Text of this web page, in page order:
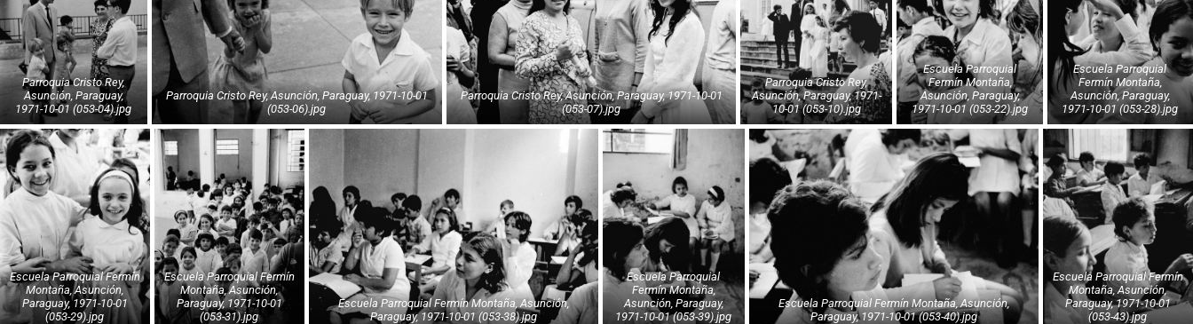
Parroquia Cristo Rey,
Asunción, Paraguay,
1971-10-01 (053-04).jpg
Parroquia Cristo Rey, Asunción, Paraguay, 1971-10-01
(053-06).jpg
Parroquia Cristo Rey, Asunción, Paraguay, 1971-10-01
(053-07).jpg
Parroquia Cristo Rey,
Asunción, Paraguay, 1971-
10-01 (053-10).jpg
Escuela Parroquial
Fermín Montaña,
Asunción, Paraguay,
1971-10-01 (053-22).jpg
Escuela Parroquial
Fermín Montaña,
Asunción, Paraguay,
1971-10-01 (053-28).jpg
Escuela Parroquial Fermín
Montaña, Asunción,
Paraguay, 1971-10-01
(053-29).jpg
Escuela Parroquial Fermín
Montaña, Asunción,
Paraguay, 1971-10-01
(053-31).jpg
Escuela Parroquial Fermín Montaña, Asunción,
Paraguay, 1971-10-01 (053-38).jpg
Escuela Parroquial
Fermín Montaña,
Asunción, Paraguay,
1971-10-01 (053-39).jpg
Escuela Parroquial Fermín Montaña, Asunción,
Paraguay, 1971-10-01 (053-40).jpg
Escuela Parroquial Fermín
Montaña, Asunción,
Paraguay, 1971-10-01
(053-43).jpg